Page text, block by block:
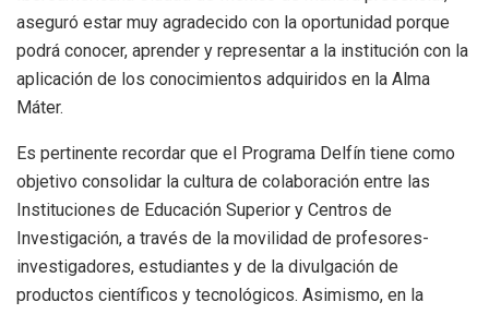
aseguró estar muy agradecido con la oportunidad porque
podrá conocer, aprender y representar a la institución con la
aplicación de los conocimientos adquiridos en la Alma
Máter.
Es pertinente recordar que el Programa Delfín tiene como
objetivo consolidar la cultura de colaboración entre las
Instituciones de Educación Superior y Centros de
Investigación, a través de la movilidad de profesores-
investigadores, estudiantes y de la divulgación de
productos científicos y tecnológicos. Asimismo, en la